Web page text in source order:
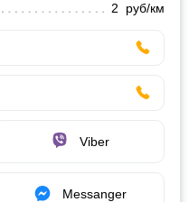
2 руб/км
Viber
Messanger